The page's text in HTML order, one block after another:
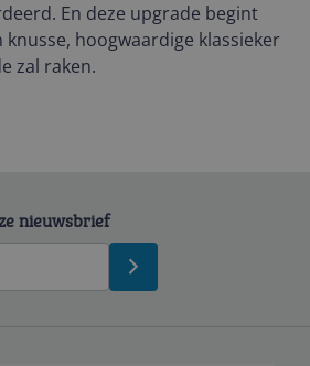
En deze upgrade begint
hoogwaardige klassieker
zal raken.
nieuwsbrief